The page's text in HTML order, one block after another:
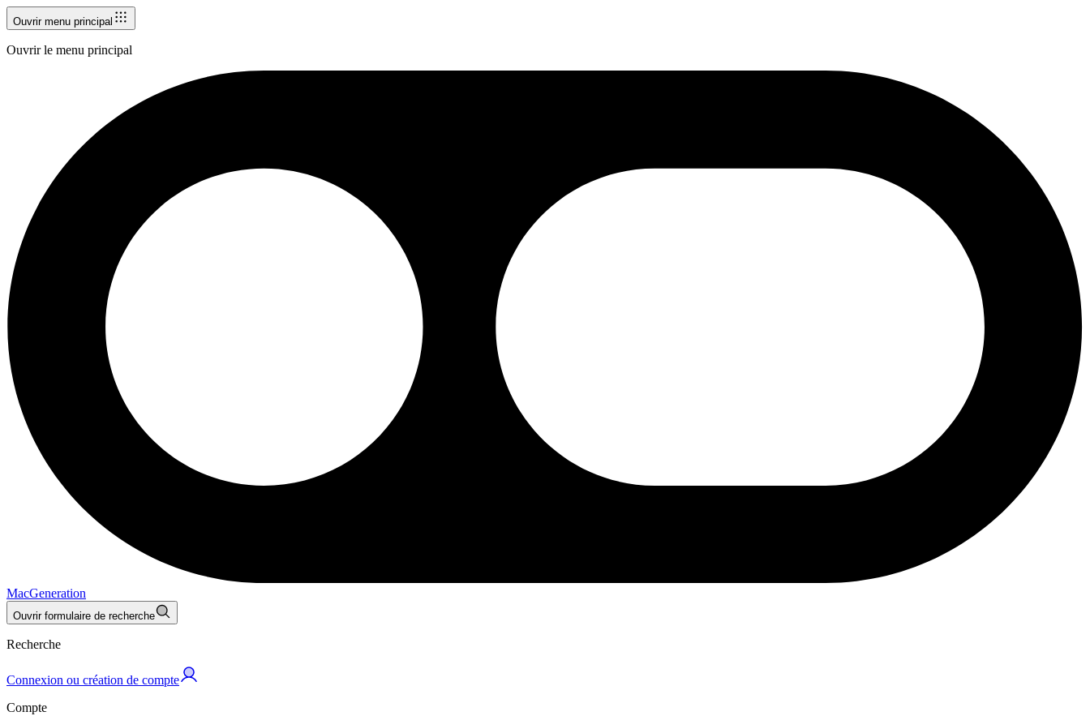
Ouvrir menu principal
Ouvrir le menu principal
MacGeneration
Ouvrir formulaire de recherche
Recherche
Connexion ou création de compte
Compte